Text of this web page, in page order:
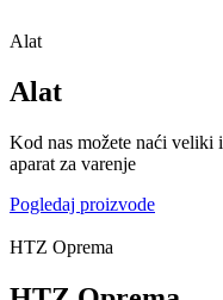
Alat
Alat
Kod nas možete naći veliki
aparat za varenje
Pogledaj proizvode
HTZ Oprema